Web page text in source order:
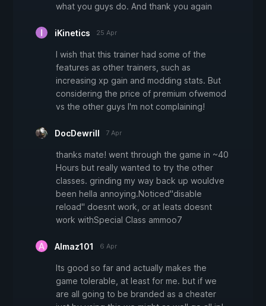
what you guys do. And thank you again
iKinetics 25 Apr
I wish that this trainer had some of the
features as other trainers, such as
increasing xp gain and modding stats. But
considering the price of premium ofwemod
vs the other guys I'm not complaining!
DocDewrill 7 Apr
thanks mate! went through the game in ~40
Hours but really wanted to try the other
classes. grinding my way back up wouldve
been hella annoying.Noticed"disable
reload" doesnt work, or at leats doesnt
work withSpecial Class ammoo7
Almaz101 6 Apr
Its good so far and actually makes the
game tolerable, at least for me. but if we
are all going to be branded as a cheater